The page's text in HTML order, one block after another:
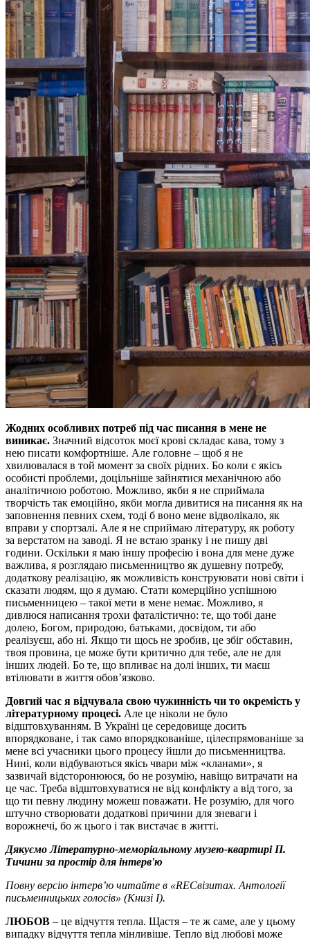
Жодних особливих потреб під час писання в мене не
виникає. Значний відсоток моєї крові складає кава, тому з
нею писати комфортніше. Але головне – щоб я не
хвилювалася в той момент за своїх рідних. Бо коли є якісь
особисті проблеми, доцільніше зайнятися механічною або
аналітичною роботою. Можливо, якби я не сприймала
творчість так емоційно, якби могла дивитися на писання як на
заповнення певних схем, тоді б воно мене відволікало, як
вправи у спортзалі. Але я не сприймаю літературу, як роботу
за верстатом на заводі. Я не встаю зранку і не пишу дві
години. Оскільки я маю іншу професію і вона для мене дуже
важлива, я розглядаю письменництво як душевну потребу,
додаткову реалізацію, як можливість конструювати нові світи і
сказати людям, що я думаю. Стати комерційно успішною
письменницею – такої мети в мене немає. Можливо, я
дивлюся написання трохи фаталістично: те, що тобі дане
долею, Богом, природою, батьками, досвідом, ти або
реалізуєш, або ні. Якщо ти щось не зробив, це збіг обставин,
твоя провина, це може бути критично для тебе, але не для
інших людей. Бо те, що впливає на долі інших, ти маєш
втілювати в життя обов’язково.
Довгий час я відчувала свою чужинність чи то окремість у
літературному процесі. Але це ніколи не було
відштовхуванням. В Україні це середовище досить
впорядковане, і так само впорядкованіше, цілеспрямованіше за
мене всі учасники цього процесу йшли до письменництва.
Нині, коли відбуваються якісь чвари між «кланами», я
зазвичай відсторонююся, бо не розумію, навіщо витрачати на
це час. Треба відштовхуватися не від конфлікту а від того, за
що ти певну людину можеш поважати. Не розумію, для чого
штучно створювати додаткові причини для зневаги і
ворожнечі, бо ж цього і так вистачає в житті.
ДякуємоЛітературно-меморіальному музею-квартирі П.
Тичини за простір для інтерв'ю
Повну версію інтерв’ю читайте в «RECвізитах. Антології
письменницьких голосів» (Книзі І).
ЛЮБОВ – це відчуття тепла. Щастя – те ж саме, але у цьому
випадку відчуття тепла мінливіше. Тепло від любові може